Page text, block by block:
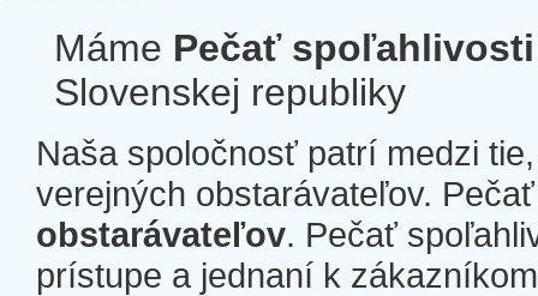
Máme Pečať spoľahlivosti
Slovenskej republiky
Naša spoločnosť patrí medzi
verejných obstarávateľov.
obstarávateľov. Pečať
prístupe a jednaní k